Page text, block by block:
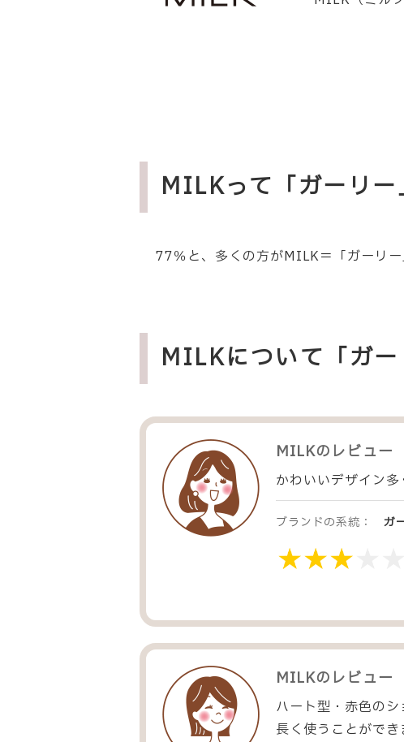
MILKって「ガーリー
77％と、多くの方がMILK＝「ガーリ
MILKについて「ガ
MILKのレビュー
かわいいデザイン
ブランドの系統： ガ
MILKのレビュー
ハート型・赤色の
長く使うことができ